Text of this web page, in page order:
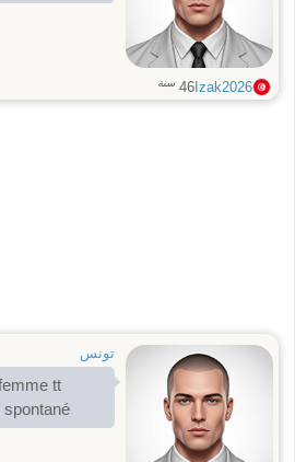
Izak2026
46 سنة
تونس
tt